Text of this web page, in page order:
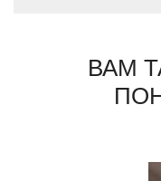
зданий.ВАМ